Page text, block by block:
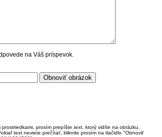
na Váš príspevok.
prosím prepíšte text, ktorý vidíte na obrázku.
text neviete prečítať, kliknite prosím na tlačidlo "Obnoviť